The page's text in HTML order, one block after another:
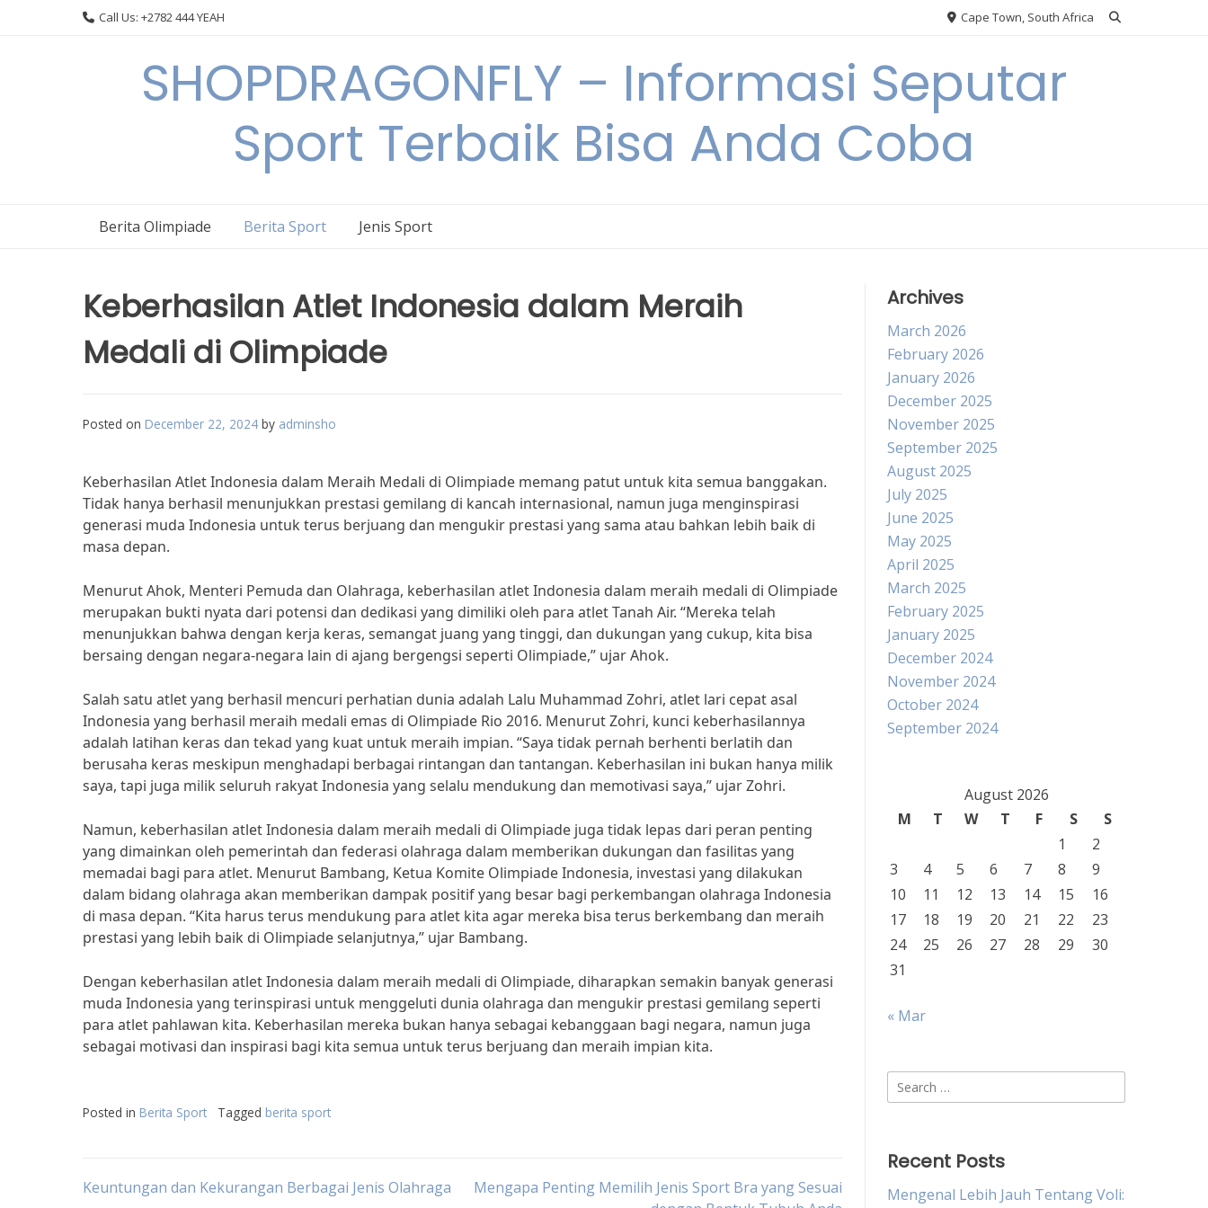
Call Us: +2782 444 YEAH Cape Town, South Africa
SHOPDRAGONFLY – Informasi Seputar
Sport Terbaik Bisa Anda Coba
Berita Olimpiade Berita Sport Jenis Sport
Keberhasilan Atlet Indonesia dalam Meraih
Medali di Olimpiade
Posted on December 22, 2024 by adminsho
Keberhasilan Atlet Indonesia dalam Meraih Medali di Olimpiade memang patut untuk kita semua banggakan.
Tidak hanya berhasil menunjukkan prestasi gemilang di kancah internasional, namun juga menginspirasi
generasi muda Indonesia untuk terus berjuang dan mengukir prestasi yang sama atau bahkan lebih baik di
masa depan.
Menurut Ahok, Menteri Pemuda dan Olahraga, keberhasilan atlet Indonesia dalam meraih medali di Olimpiade
merupakan bukti nyata dari potensi dan dedikasi yang dimiliki oleh para atlet Tanah Air. “Mereka telah
menunjukkan bahwa dengan kerja keras, semangat juang yang tinggi, dan dukungan yang cukup, kita bisa
bersaing dengan negara-negara lain di ajang bergengsi seperti Olimpiade,” ujar Ahok.
Salah satu atlet yang berhasil mencuri perhatian dunia adalah Lalu Muhammad Zohri, atlet lari cepat asal
Indonesia yang berhasil meraih medali emas di Olimpiade Rio 2016. Menurut Zohri, kunci keberhasilannya
adalah latihan keras dan tekad yang kuat untuk meraih impian. “Saya tidak pernah berhenti berlatih dan
berusaha keras meskipun menghadapi berbagai rintangan dan tantangan. Keberhasilan ini bukan hanya milik
saya, tapi juga milik seluruh rakyat Indonesia yang selalu mendukung dan memotivasi saya,” ujar Zohri.
Namun, keberhasilan atlet Indonesia dalam meraih medali di Olimpiade juga tidak lepas dari peran penting
yang dimainkan oleh pemerintah dan federasi olahraga dalam memberikan dukungan dan fasilitas yang
memadai bagi para atlet. Menurut Bambang, Ketua Komite Olimpiade Indonesia, investasi yang dilakukan
dalam bidang olahraga akan memberikan dampak positif yang besar bagi perkembangan olahraga Indonesia
di masa depan. “Kita harus terus mendukung para atlet kita agar mereka bisa terus berkembang dan meraih
prestasi yang lebih baik di Olimpiade selanjutnya,” ujar Bambang.
Dengan keberhasilan atlet Indonesia dalam meraih medali di Olimpiade, diharapkan semakin banyak generasi
muda Indonesia yang terinspirasi untuk menggeluti dunia olahraga dan mengukir prestasi gemilang seperti
para atlet pahlawan kita. Keberhasilan mereka bukan hanya sebagai kebanggaan bagi negara, namun juga
sebagai motivasi dan inspirasi bagi kita semua untuk terus berjuang dan meraih impian kita.
Posted in Berita Sport Tagged berita sport
Post
Keuntungan dan Kekurangan Berbagai Jenis Olahraga
Mengapa Penting Memilih Jenis Sport Bra yang Sesuai
Archives
March 2026
February 2026
January 2026
December 2025
November 2025
September 2025
August 2025
July 2025
June 2025
May 2025
April 2025
March 2025
February 2025
January 2025
December 2024
November 2024
October 2024
September 2024
August 2026
M
T W T F S
S
1
2
3
4 5 6 7 8
9
10
11 12 13 14 15
16
17
18 19 20 21 22
23
24
25 26 27 28 29
30
31
« Mar
Search
for:
Recent Posts
Mengenal Lebih Jauh Tentang Voli: